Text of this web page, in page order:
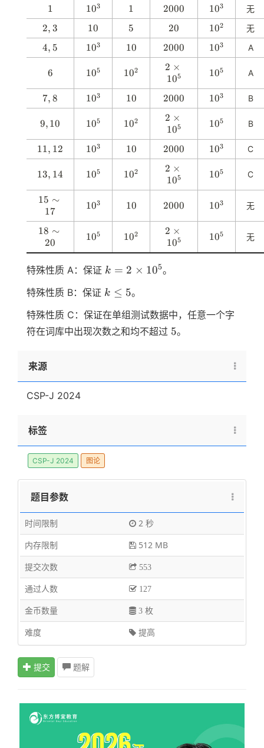
e
q
q
m
l\
le
q
e
q
1
1
1
0
^
3
103 1
1
2
0
0
2000
1
0
^
3
103 无
2
,
3
2, 3
1
0
10 5
5
2
0
20
1
0
^
102 无
4
,
5
4, 5
1
0
^
103
1
0
10
2
0
0
0
2000
1
0
^
103 A
6
6
1
^
5
105
1
^
2
102
2
\
ti
m
e
s
1
0
^
5
2 ×
105
1
^
5
105 A
7
,
8
7, 8
1
0
^
103
1
0
10
2
0
0
0
2000
1
0
^
103 B
9
1
0
9, 10
1
^
5
105
1
^
2
102
2
\
ti
m
e
s
1
0
^
5
2 ×
105
1
^
5
105 B
1
1
,
2
11, 12
1
0
^
103
1
0
10
2
0
0
0
2000
1
0
^
103 C
1
,
4
13, 14
1
5
105
1
2
102
2
\
ti
m
s
1
0
2 ×
105
1
5
105 C
1
\
si
m
7
15 ∼
17
1
3
103
1
10
2
0
0
2000
1
3
103 无
1
8
\
si
m
2
18 ∼
20
1
5
105
1
2
102
2
\
ti
0
^
5
2 ×
105
1
105 无
特殊性质 A：保证 k = 2
10^5
k = 2 × 105。
特殊性质 B：保证 k
5
k ≤ 5。
特殊性质 C：保证在单组测试数据中，任意一个字
符在词库中出现次数之和均不超过 5
5。
来源
CSP-J 2024
标签
CSP-J 2024 图论
题目参数
时间限制
2 秒
内存限制
512 MB
提交次数
553
通过人数 127
金币数量 3 枚
难度 提高
提交 题解